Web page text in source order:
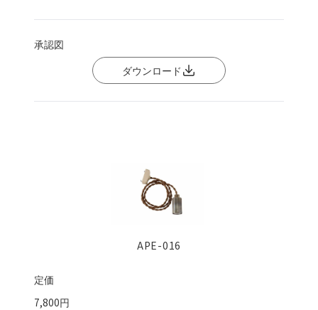
承認図
ダウンロード
APE-016
定価
7,800円